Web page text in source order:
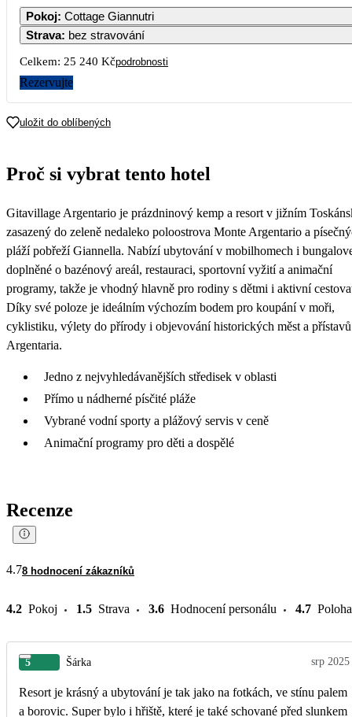
1
13 250
2 3 4 5 6
7 8 9 10 11 12 13
21
28 29 30
Pokoj: Cottage Giannutri
Strava: bez stravování
Celkem: 25 240 Kčpodrobnosti
Rezervujte
uložit do oblíbených
Proč si vybrat tento hotel
Gitavillage Argentario je prázdninový kemp a resort v jižním
zasazený do zeleně nedaleko poloostrova Monte Argentario a
pláží pobřeží Giannella. Nabízí ubytování v mobilhomech i
doplněné o bazénový areál, restauraci, sportovní vyžití a animační
programy, takže je vhodný hlavně pro rodiny s dětmi i aktivní
Díky své poloze je ideálním výchozím bodem pro koupání v moři,
cyklistiku, výlety do přírody i objevování historických měst a přístavů
Argentaria.
Jedno z nejvyhledávanějších středisek v oblasti
Přímo u nádherné písčité pláže
Vybrané vodní sporty a plážový servis v ceně
Animační programy pro děti a dospělé
Recenze
4.78 hodnocení zákazníků
4.2 Pokoj 1.5 Strava 3.6 Hodnocení personálu 4.7 Poloha
5 Šárka srp 2025
Resort je krásný a ubytování je tak jako na fotkách, ve stínu palem
a borovic. Super bylo i hřiště, které je také schované před slunkem